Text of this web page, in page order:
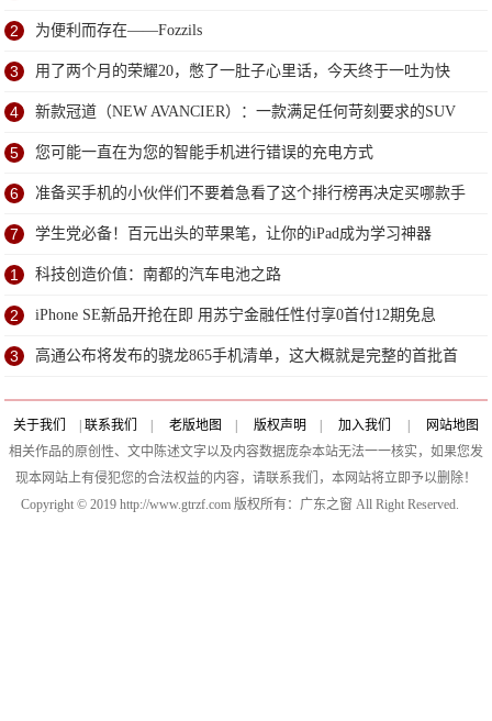
2 为便利而存在——Fozzils
3 用了两个月的荣耀20，憋了一肚子心里话，今天终于一吐为快
4 新款冠道（NEW AVANCIER）：一款满足任何苛刻要求的SUV
5 您可能一直在为您的智能手机进行错误的充电方式
6 准备买手机的小伙伴们不要着急看了这个排行榜再决定买哪款手
机吧
7 学生党必备！百元出头的苹果笔，让你的iPad成为学习神器
1 科技创造价值：南都的汽车电池之路
2 iPhone SE新品开抢在即 用苏宁金融任性付享0首付12期免息
3 高通公布将发布的骁龙865手机清单，这大概就是完整的首批首
发厂商了
关于我们 联系我们 老版地图 版权声明 加入我们
网站地图
相关作品的原创性、文中陈述文字以及内容数据庞杂本站无法一一核实，如果您发
现本网站上有侵犯您的合法权益的内容，请联系我们，本网站将立即予以删除！
Copyright © 2019 http://www.gtrzf.com 版权所有：广东之窗 All Right Reserved.